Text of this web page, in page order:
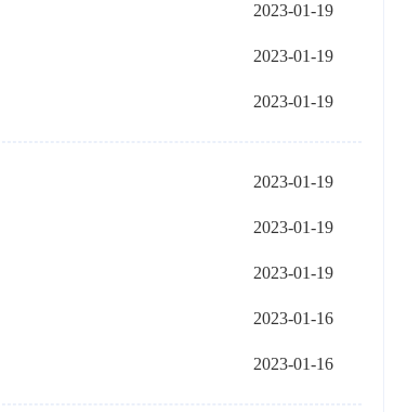
2023-01-19
2023-01-19
2023-01-19
2023-01-19
2023-01-19
2023-01-19
2023-01-16
2023-01-16